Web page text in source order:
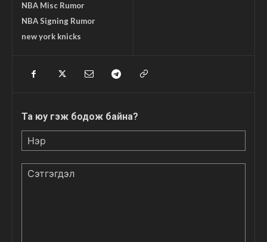
NBA Misc Rumor
NBA Signing Rumor
new york knicks
Та юу гэж бодож байна?